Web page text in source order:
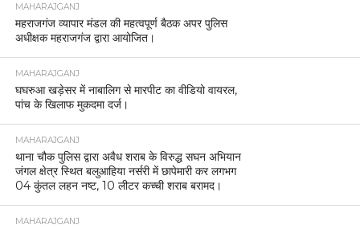
MAHARAJGANJ
महराजगंज व्यापार मंडल की महत्वपूर्ण बैठक अपर पुलिस
अधीक्षक महराजगंज द्वारा आयोजित।
MAHARAJGANJ
घघरुआ खड़ेसर में नाबालिग से मारपीट का वीडियो वायरल,
पांच के खिलाफ मुकदमा दर्ज।
MAHARAJGANJ
थाना चौक पुलिस द्वारा अवैध शराब के विरुद्ध सघन अभियान
जंगल क्षेत्र स्थित बलुआहिया नर्सरी में छापेमारी कर लगभग
04 कुंतल लहन नष्ट, 10 लीटर कच्ची शराब बरामद।
MAHARAJGANJ